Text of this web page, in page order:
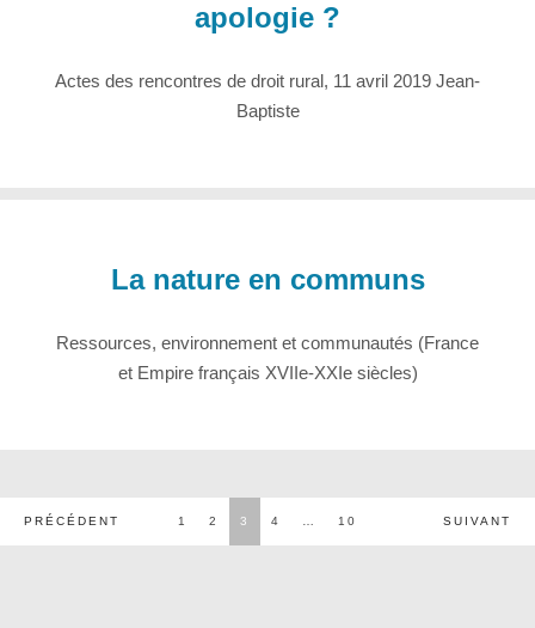
apologie ?
Actes des rencontres de droit rural, 11 avril 2019 Jean-
Baptiste
La nature en communs
Ressources, environnement et communautés (France
et Empire français XVIIe-XXIe siècles)
Pagination
PRÉCÉDENT 1 2 3 4 … 10 SUIVANT